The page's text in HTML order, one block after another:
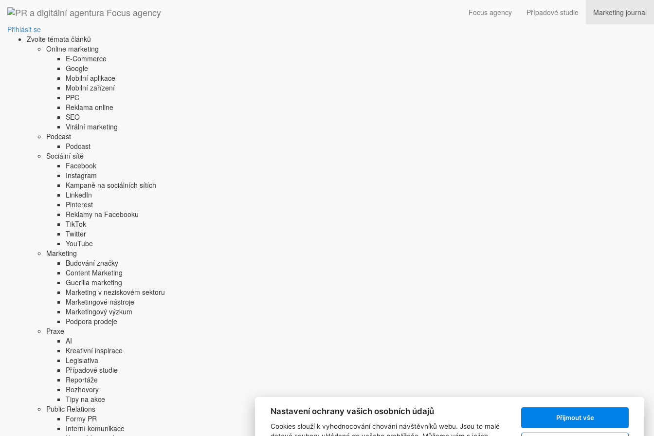
Focus agency Případové studie
Marketing journal
Přihlásit se
Zvolte témata článků
Online marketing
E-Commerce
Google
Mobilní aplikace
Mobilní zařízení
PPC
Reklama online
SEO
Virální marketing
Podcast
Podcast
Sociální sítě
Facebook
Instagram
Kampaně na sociálních sítích
LinkedIn
Pinterest
Reklamy na Facebooku
TikTok
Twitter
YouTube
Marketing
Budování značky
Content Marketing
Guerilla marketing
Marketing v neziskovém sektoru
Marketingové nástroje
Marketingový výzkum
Podpora prodeje
Praxe
AI
Kreativní inspirace
Legislativa
Případové studie
Reportáže
Rozhovory
Tipy na akce
Public Relations
Formy PR
Interní komunikace
1. 10. 2008
vytvoření zásob do budoucna daného produktu kvůli jeho momentální ceně
vytvoření zásob do budoucna daného produktu kvůli jeho momentální ceně
Sdílejte tento článek:
Podobné články:
non-price promotions
retail coupons
Copyright © 2004-2020 Focus Agency, s.r.o. Plné znění licenčních podmínek. ISSN
Jakékoliv publikování, přebírání nebo šíření obsahu je bez písemného souhlasu
Focus Agency, s.r.o. zakázáno.
Nastavení ochrany vašich osobních údajů
Cookies slouží k vyhodnocování chování návštěvníků webu. Jsou to malé
Přijmout vše